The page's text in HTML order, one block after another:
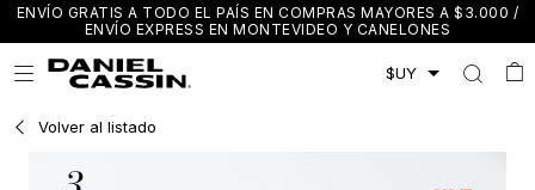
ENVÍO GRATIS A TODO EL PAÍS EN COMPRAS MAYORES A $3.000 /
ENVÍO EXPRESS EN MONTEVIDEO Y CANELONES

Volver al listado